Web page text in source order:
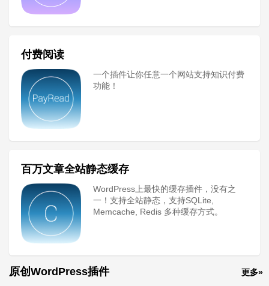
付费阅读
一个插件让你任意一个网站支持知识付费
功能！
百万文章全站静态缓存
WordPress上最快的缓存插件，没有之
一！支持全站静态，支持SQLite,
Memcache, Redis 多种缓存方式。
更多»
原创WordPress插件